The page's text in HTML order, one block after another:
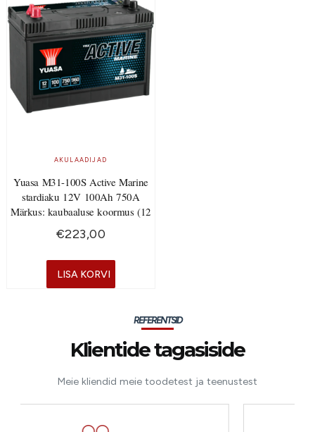
AKULAADIJAD
Yuasa M31-100S Active Marine
stardiaku 12V 100Ah 750A
Märkus: kaubaaluse koormus (12
€223,00
LISA KORVI
REFERENTSID
Klientide tagasiside
Meie kliendid meie toodetest ja teenustest